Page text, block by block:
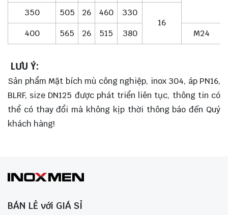
350
505 26 460
330
16
400
565 26 515 380 M24
LƯU Ý:
Sản phẩm Mặt bích mù công nghiệp, inox 304, áp PN16,
BLRF, size DN125 được phát triển liên tục, thông tin có
thể có thay đổi mà không kịp thời thông báo đến Quý
khách hàng!
BÁN LẺ với GIÁ SỈ